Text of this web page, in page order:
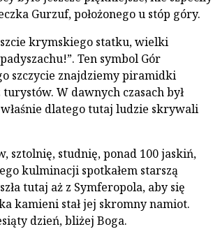
Gurzuf, położonego u stóp góry.
krymskiego statku, wielki
Ten symbol Gór
szczycie znajdziemy piramidki
W dawnych czasach był
dlatego tutaj ludzie skrywali
sztolnię, studnię, ponad 100 jaskiń,
kulminacji spotkałem starszą
tutaj aż z Symferopola, aby się
kamieni stał jej skromny namiot.
dzień, bliżej Boga.